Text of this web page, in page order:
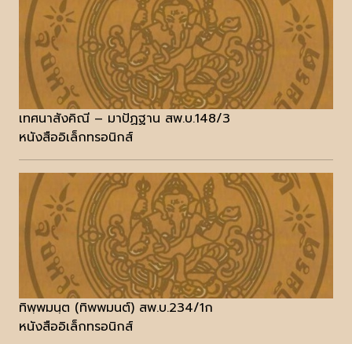
เทศนาสังคิณี – มาปัฏฐาน สพ.บ.148/3
หนังสืออิเล็กทรอนิกส์
ทิพฺพมนฺต (ทิพพมนต์) สพ.บ.234/1ก
หนังสืออิเล็กทรอนิกส์